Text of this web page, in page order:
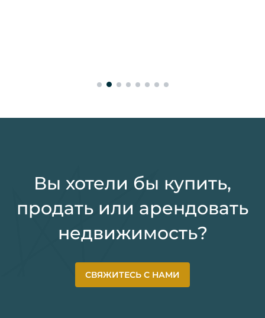
Вы хотели бы купить,
продать или арендовать
недвижимость?
СВЯЖИТЕСЬ С НАМИ